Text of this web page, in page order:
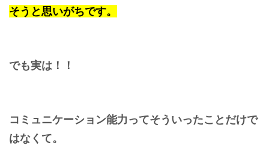
そうと思いがちです。
でも実は！！
コミュニケーション能力ってそういったことだけで
はなくて。